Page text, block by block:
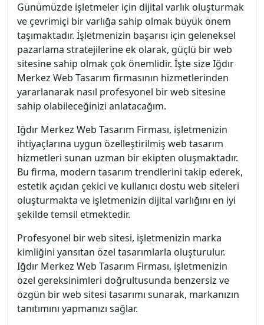
Günümüzde işletmeler için dijital varlık oluşturmak
ve çevrimiçi bir varlığa sahip olmak büyük önem
taşımaktadır. İşletmenizin başarısı için geleneksel
pazarlama stratejilerine ek olarak, güçlü bir web
sitesine sahip olmak çok önemlidir. İşte size Iğdır
Merkez Web Tasarım firmasının hizmetlerinden
yararlanarak nasıl profesyonel bir web sitesine
sahip olabileceğinizi anlatacağım.
Iğdır Merkez Web Tasarım Firması, işletmenizin
ihtiyaçlarına uygun özelleştirilmiş web tasarım
hizmetleri sunan uzman bir ekipten oluşmaktadır.
Bu firma, modern tasarım trendlerini takip ederek,
estetik açıdan çekici ve kullanıcı dostu web siteleri
oluşturmakta ve işletmenizin dijital varlığını en iyi
şekilde temsil etmektedir.
Profesyonel bir web sitesi, işletmenizin marka
kimliğini yansıtan özel tasarımlarla oluşturulur.
Iğdır Merkez Web Tasarım Firması, işletmenizin
özel gereksinimleri doğrultusunda benzersiz ve
özgün bir web sitesi tasarımı sunarak, markanızın
tanıtımını yapmanızı sağlar.